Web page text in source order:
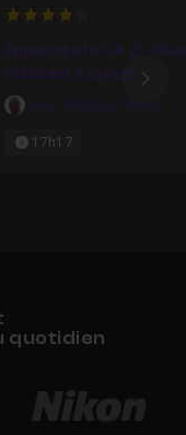
4
Apprendre le C# (C-
débutant à Expert
Jean Philippe Parein
17h17
quotidien